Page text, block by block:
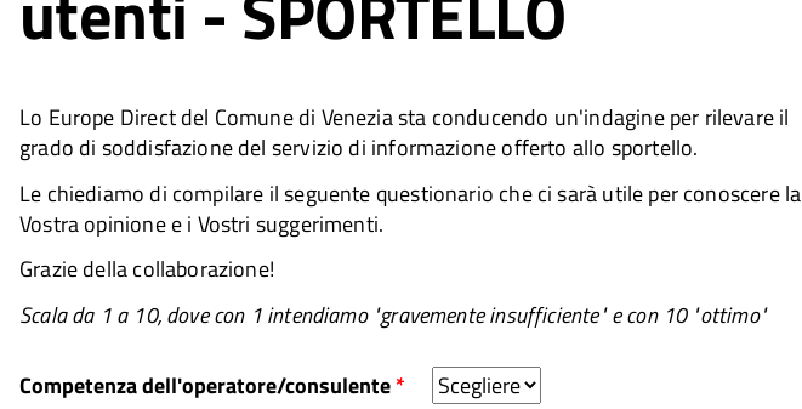
Lo Europe Direct del Comune di Venezia sta conducendo un'indagine per rilevare il
grado di soddisfazione del servizio di informazione offerto allo sportello.
Le chiediamo di compilare il seguente questionario che ci sarà utile per conoscere la
Vostra opinione e i Vostri suggerimenti.
Grazie della collaborazione!
Scala da 1 a 10, dove con 1 intendiamo "gravemente insufficiente" e con 10 "ottimo"
Competenza dell'operatore/consulente*